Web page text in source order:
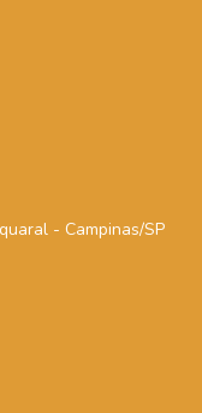
- Campinas/SP